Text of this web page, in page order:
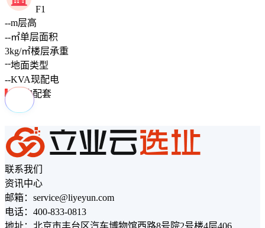
F1
--m层高
--㎡单层面积
3kg/㎡楼层承重
--地面类型
--KVA现配电
周边配套
联系我们
资讯中心
邮箱：service@liyeyun.com
电话：400-833-0813
地址：北京市丰台区汽车博物馆西路8号院2号楼4层406